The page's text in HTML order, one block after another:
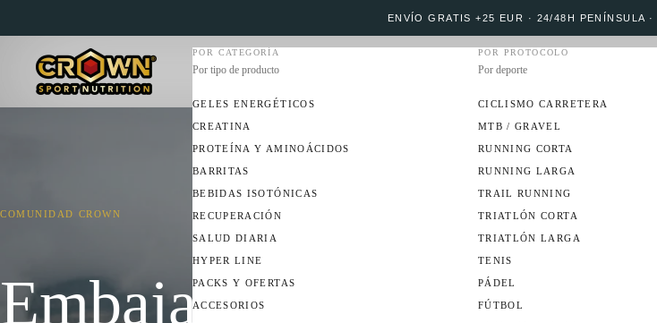
ENVÍO GRATIS +25 EUR · 24/48H PENÍNSULA ·
POR CATEGORÍA
Por tipo de producto
GELES ENERGÉTICOS
CREATINA
PROTEÍNA Y AMINOÁCIDOS
BARRITAS
BEBIDAS ISOTÓNICAS
RECUPERACIÓN
SALUD DIARIA
HYPER LINE
PACKS Y OFERTAS
ACCESORIOS
POR PROTOCOLO
Por deporte
CICLISMO CARRETERA
MTB / GRAVEL
RUNNING CORTA
RUNNING LARGA
TRAIL RUNNING
TRIATLÓN CORTA
TRIATLÓN LARGA
TENIS
PÁDEL
FÚTBOL
COMUNIDAD CROWN
Embajadores Crown